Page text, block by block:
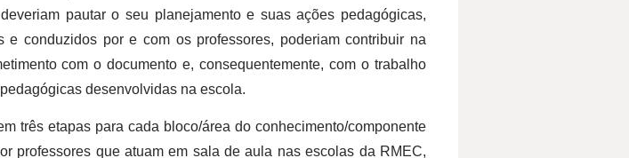
pautar o seu planejamento e suas ações pedagógicas,
conduzidos por e com os professores, poderiam contribuir na
com o documento e, consequentemente, com o trabalho
desenvolvidas na escola.
três etapas para cada bloco/área do conhecimento/componente
professores que atuam em sala de aula nas escolas da RMEC,